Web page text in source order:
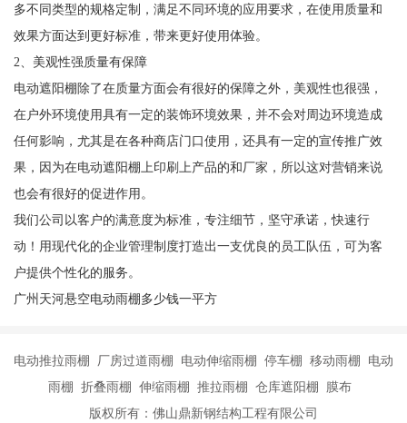
多不同类型的规格定制，满足不同环境的应用要求，在使用质量和
效果方面达到更好标准，带来更好使用体验。
2、美观性强质量有保障
电动遮阳棚除了在质量方面会有很好的保障之外，美观性也很强，
在户外环境使用具有一定的装饰环境效果，并不会对周边环境造成
任何影响，尤其是在各种商店门口使用，还具有一定的宣传推广效
果，因为在电动遮阳棚上印刷上产品的和厂家，所以这对营销来说
也会有很好的促进作用。
我们公司以客户的满意度为标准，专注细节，坚守承诺，快速行
动！用现代化的企业管理制度打造出一支优良的员工队伍，可为客
户提供个性化的服务。
广州天河悬空电动雨棚多少钱一平方
电动推拉雨棚 厂房过道雨棚 电动伸缩雨棚 停车棚 移动雨棚 电动
雨棚 折叠雨棚 伸缩雨棚 推拉雨棚 仓库遮阳棚 膜布
版权所有：佛山鼎新钢结构工程有限公司